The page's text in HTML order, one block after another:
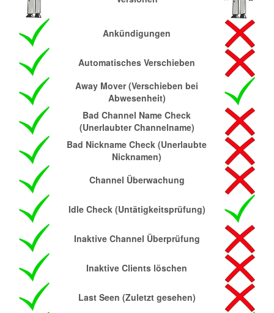
Ankündigungen
Automatisches Verschieben
Away Mover (Verschieben bei
Abwesenheit)
Bad Channel Name Check
(Unerlaubter Channelname)
Bad Nickname Check (Unerlaubte
Nicknamen)
Channel Überwachung
Idle Check (Untätigkeitsprüfung)
Inaktive Channel Überprüfung
Inaktive Clients löschen
Last Seen (Zuletzt gesehen)